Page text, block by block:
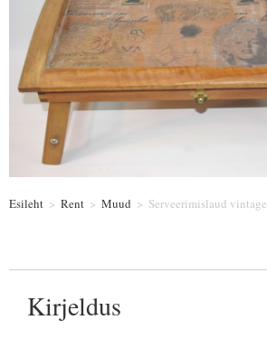
Esileht > Rent > Muud > Serveerimislaud vintage
Kirjeldus